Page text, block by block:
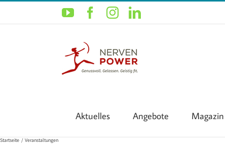
Zum
springen
YouTubeFacebook
Instagram
LinkedIn
Aktuelles Angebote Magazin
Startseite Veranstaltungen